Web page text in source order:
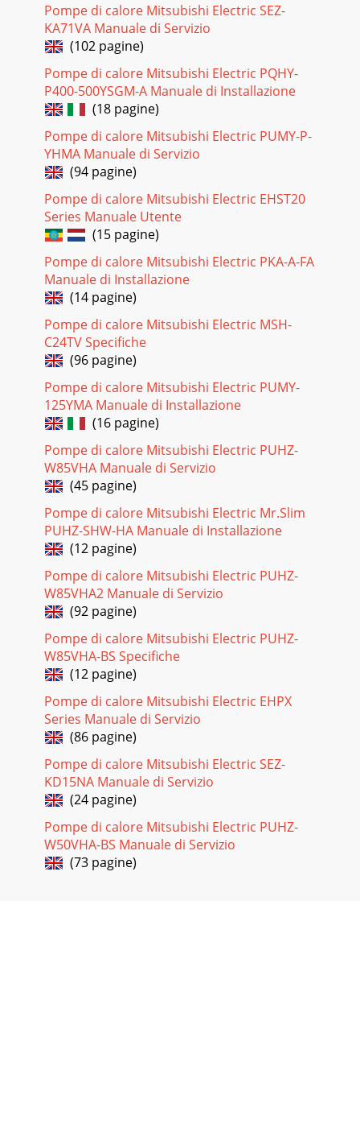
Pompe di calore Mitsubishi Electric SEZ-
KA71VA Manuale di Servizio
(102 pagine)
Pompe di calore Mitsubishi Electric PQHY-
P400-500YSGM-A Manuale di Installazione
(18 pagine)
Pompe di calore Mitsubishi Electric PUMY-P-
YHMA Manuale di Servizio
(94 pagine)
Pompe di calore Mitsubishi Electric EHST20
Series Manuale Utente
(15 pagine)
Pompe di calore Mitsubishi Electric PKA-A-FA
Manuale di Installazione
(14 pagine)
Pompe di calore Mitsubishi Electric MSH-
C24TV Specifiche
(96 pagine)
Pompe di calore Mitsubishi Electric PUMY-
125YMA Manuale di Installazione
(16 pagine)
Pompe di calore Mitsubishi Electric PUHZ-
W85VHA Manuale di Servizio
(45 pagine)
Pompe di calore Mitsubishi Electric Mr.Slim
PUHZ-SHW-HA Manuale di Installazione
(12 pagine)
Pompe di calore Mitsubishi Electric PUHZ-
W85VHA2 Manuale di Servizio
(92 pagine)
Pompe di calore Mitsubishi Electric PUHZ-
W85VHA-BS Specifiche
(12 pagine)
Pompe di calore Mitsubishi Electric EHPX
Series Manuale di Servizio
(86 pagine)
Pompe di calore Mitsubishi Electric SEZ-
KD15NA Manuale di Servizio
(24 pagine)
Pompe di calore Mitsubishi Electric PUHZ-
W50VHA-BS Manuale di Servizio
(73 pagine)